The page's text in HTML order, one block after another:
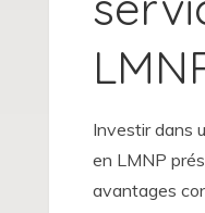
Investir dans
en LMNP
avantages